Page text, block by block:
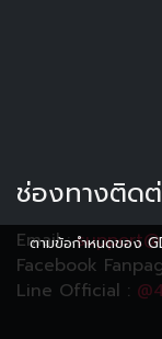
ตามข้อกำหนดของ
ช่องทางติด
Email :
Facebook
Line Official :